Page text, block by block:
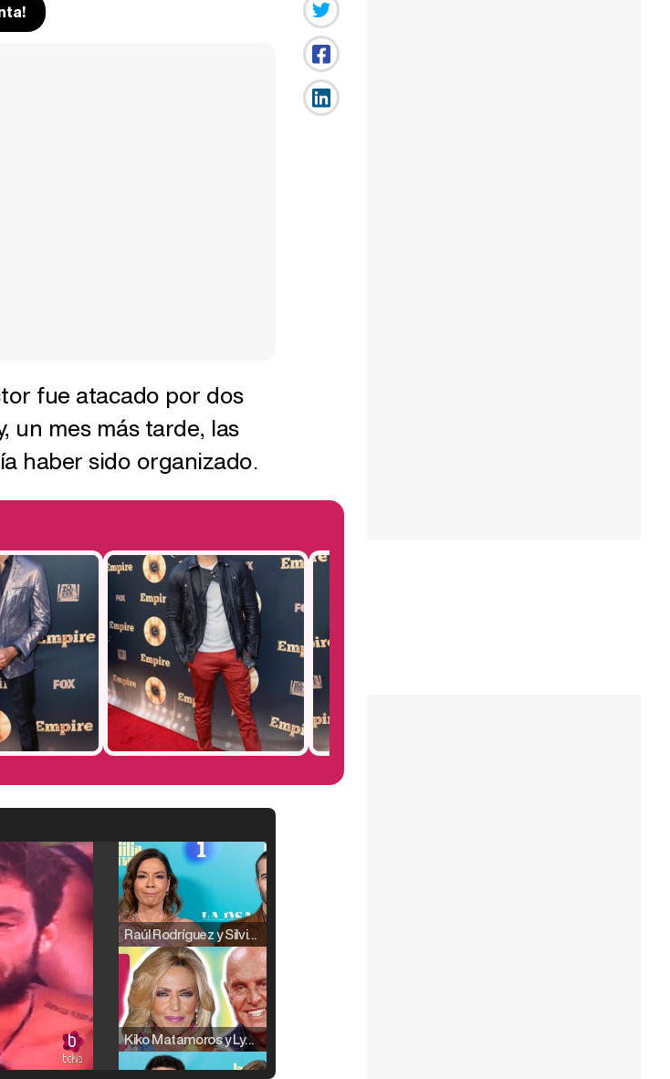
fue atacado por dos
un mes más tarde, las
haber sido organizado.
Raúl Rodríguez y Silvia Taulés nos cuentan su papel en 'La familia de la tele'
Kiko Matamoros y Lydia Lozano: "Nuestro público es de todas las edades y RTVE tiene un público muy pegado a las novelas, al que tenemos que captar"